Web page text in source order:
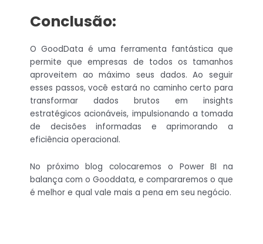
Conclusão:
O GoodData é uma ferramenta fantástica que
permite que empresas de todos os tamanhos
aproveitem ao máximo seus dados. Ao seguir
esses passos, você estará no caminho certo para
transformar dados brutos em insights
estratégicos acionáveis, impulsionando a tomada
de decisões informadas e aprimorando a
eficiência operacional.
No próximo blog colocaremos o Power BI na
balança com o Gooddata, e compararemos o que
é melhor e qual vale mais a pena em seu negócio.